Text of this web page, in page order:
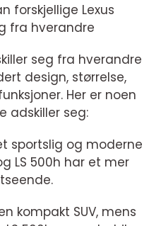
forskjellige Lexus
fra hverandre
seg fra hverandre
design, størrelse,
Her er noen
adskiller seg:
sportslig og moderne
LS 500h har et mer
kompakt SUV, mens